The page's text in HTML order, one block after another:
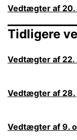
Vedtægter af 20.
Tidligere
Vedtægter af 22.
Vedtægter af 28.
Vedtægter af 9.